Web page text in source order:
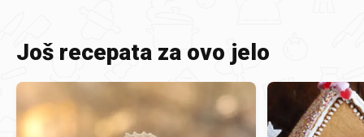
Još recepata za ovo jelo